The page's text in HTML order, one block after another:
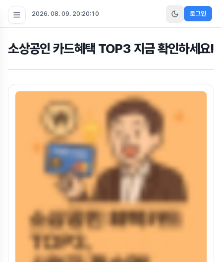
2026. 08. 09. 20:20:11 로그인
소상공인 카드혜택 TOP3 지금 확인하세요!